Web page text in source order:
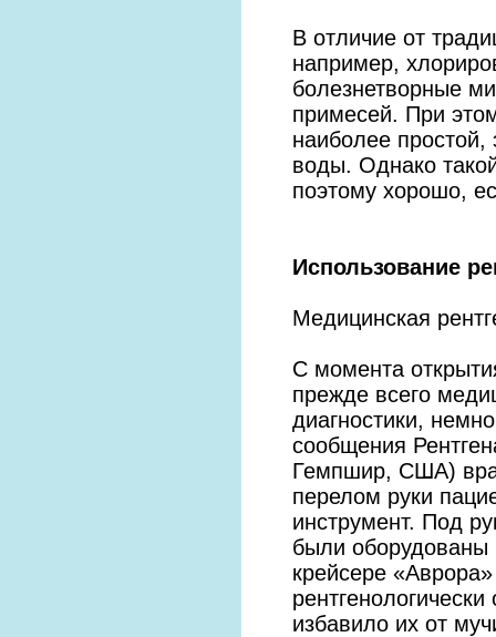
В отличие от
например,
болезнетворные
примесей. При
наиболее
воды. Однако
поэтому хорошо,
Использование
Медицинская
С момента
прежде всего
диагностики,
сообщения
Гемпшир, США)
перелом руки
инструмент. Под
были оборудованы
крейсере
избавило их от